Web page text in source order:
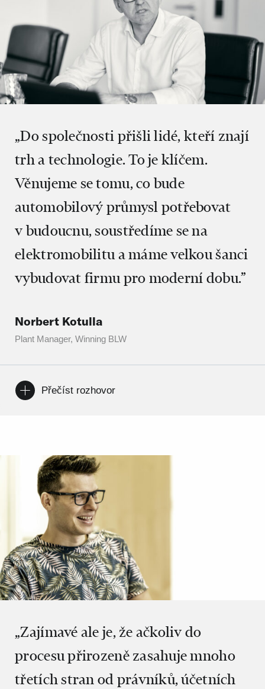
„Do společnosti přišli lidé, kteří znají
trh a technologie. To je klíčem.
Věnujeme se tomu, co bude
automobilový průmysl potřebovat
v budoucnu, soustředíme se na
elektromobilitu a máme velkou šanci
vybudovat firmu pro moderní dobu.”
Norbert Kotulla
Plant Manager, Winning BLW
Přečíst rozhovor
„Zajímavé ale je, že ačkoliv do
procesu přirozeně zasahuje mnoho
třetích stran od právníků, účetních